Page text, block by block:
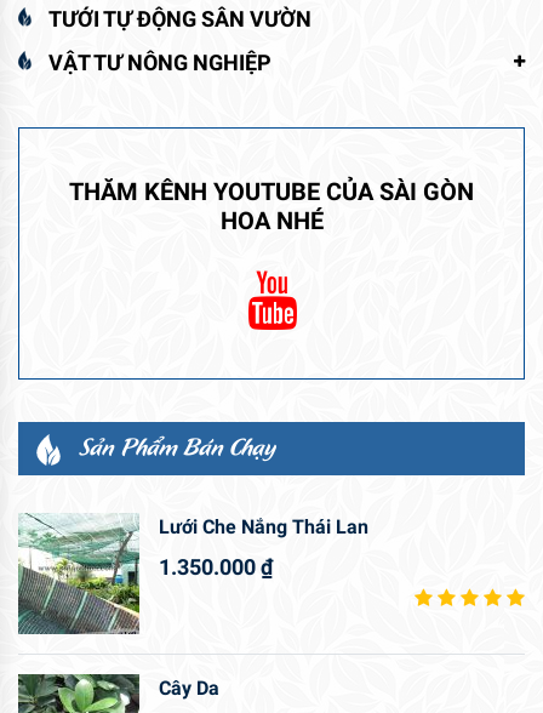
TƯỚI TỰ ĐỘNG SÂN VƯỜN
VẬT TƯ NÔNG NGHIỆP
THĂM KÊNH YOUTUBE CỦA SÀI GÒN
HOA NHÉ
Sản Phẩm Bán Chạy
Lưới Che Nắng Thái Lan
1.350.000₫
Cây Da